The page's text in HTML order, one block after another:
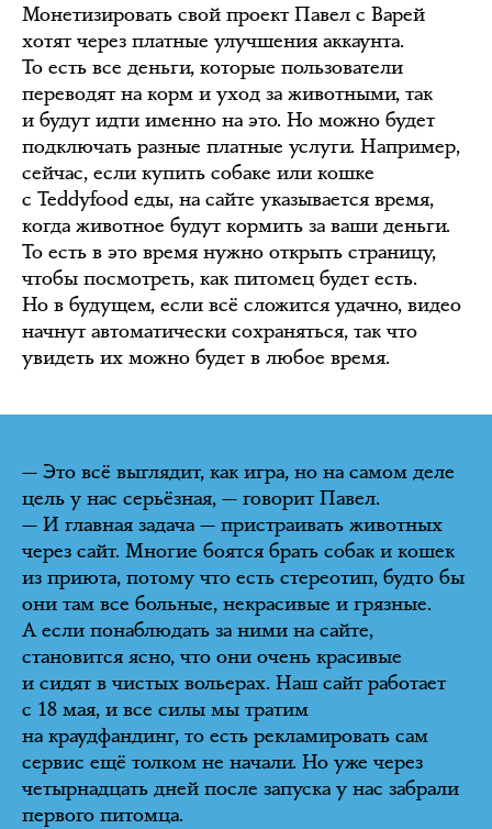
Монетизировать свой проект Павел с Варей
хотят через платные улучшения аккаунта.
То есть все деньги, которые пользователи
переводят на корм и уход за животными, так
и будут идти именно на это. Но можно будет
подключать разные платные услуги. Например,
сейчас, если купить собаке или кошке
с Teddyfood еды, на сайте указывается время,
когда животное будут кормить за ваши деньги.
То есть в это время нужно открыть страницу,
чтобы посмотреть, как питомец будет есть.
Но в будущем, если всё сложится удачно, видео
начнут автоматически сохраняться, так что
увидеть их можно будет в любое время.
— Это всё выглядит, как игра, но на самом деле
цель у нас серьёзная, — говорит Павел.
— И главная задача — пристраивать животных
через сайт. Многие боятся брать собак и кошек
из приюта, потому что есть стереотип, будто бы
они там все больные, некрасивые и грязные.
А если понаблюдать за ними на сайте,
становится ясно, что они очень красивые
и сидят в чистых вольерах. Наш сайт работает
с 18 мая, и все силы мы тратим
на краудфандинг, то есть рекламировать сам
сервис ещё толком не начали. Но уже через
четырнадцать дней после запуска у нас забрали
первого питомца.